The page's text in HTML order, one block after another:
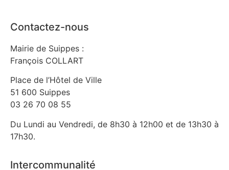
Contactez-nous
Mairie de Suippes :
François COLLART
Place de l’Hôtel de Ville
51 600 Suippes
03 26 70 08 55
Du Lundi au Vendredi, de 8h30 à 12h00 et de 13h30 à
17h30.
Intercommunalité